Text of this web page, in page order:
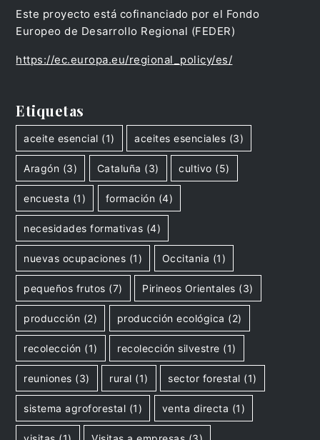
Este proyecto está cofinanciado por el Fondo
Europeo de Desarrollo Regional (FEDER)
https://ec.europa.eu/regional_policy/es/
Etiquetas
aceite esencial (1) aceites esenciales (3)
Aragón (3) Cataluña (3) cultivo (5)
encuesta (1) formación (4)
necesidades formativas (4)
nuevas ocupaciones (1) Occitania (1)
pequeños frutos (7) Pirineos Orientales (3)
producción (2) producción ecológica (2)
recolección (1) recolección silvestre (1)
reuniones (3) rural (1) sector forestal (1)
sistema agroforestal (1) venta directa (1)